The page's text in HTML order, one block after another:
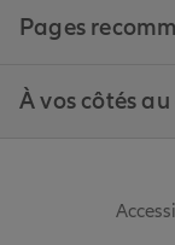
Pages
À vos côtés